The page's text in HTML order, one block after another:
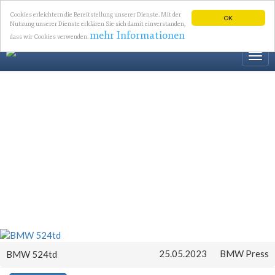
OK
Cookies erleichtern die Bereitstellung unserer Dienste. Mit der
Nutzung unserer Dienste erklären Sie sich damit einverstanden,
dass wir Cookies verwenden.mehr Informationen
BMW 524td 25.05.2023 BMW Press